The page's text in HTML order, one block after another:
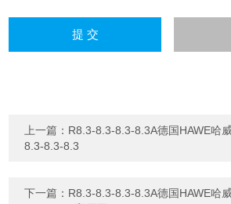
上一篇： R8.3-8.3-8.3-8.3A德国HAWE哈
8.3-8.3-8.3
下一篇： R8.3-8.3-8.3-8.3A德国HAWE哈